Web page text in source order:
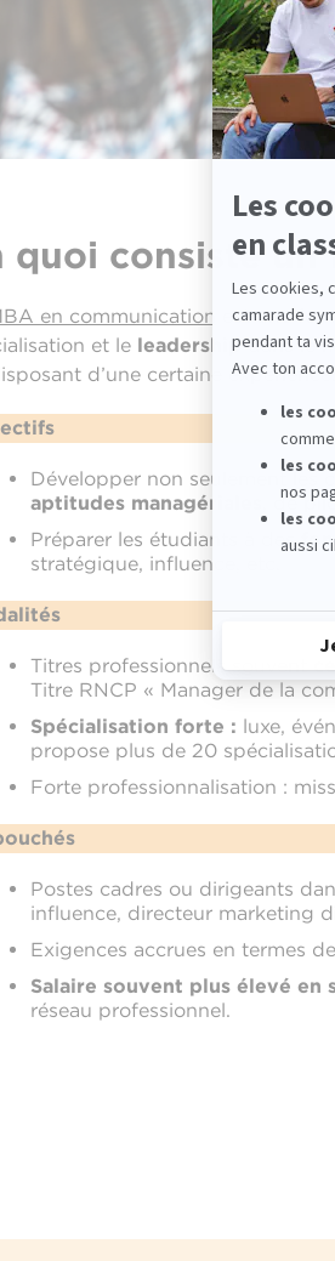
quoi consiste un
en communication est une
et le leadershipdans le
d’une certaine expérience.
Développer non seulement les
aptitudes managériales
, de
Préparer les étudiants à des
stratégique, influence, etc.
Titres professionnels souvent
Titre RNCP « Manager de la
Spécialisation forte : luxe,
propose plus de 20
Forte professionnalisation :
Postes cadres ou dirigeants
influence, directeur marketing
Exigences accrues en termes
Salaire souvent plus élevé en
réseau professionnel.